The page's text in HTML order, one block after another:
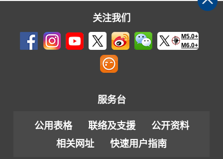
关注我们
M5.0+
M6.0+
服务台
公用表格 联络及支援
公开资料
相关网址
快速用户指南